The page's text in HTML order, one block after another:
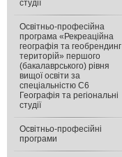
студії
Освітньо-професійна
програма «Рекреаційна
географія та геобрендинг
територій» першого
(бакалаврського) рівня
вищої освіти за
спеціальністю C6
Географія та регіональні
студії
Освітньо-професійні
програми